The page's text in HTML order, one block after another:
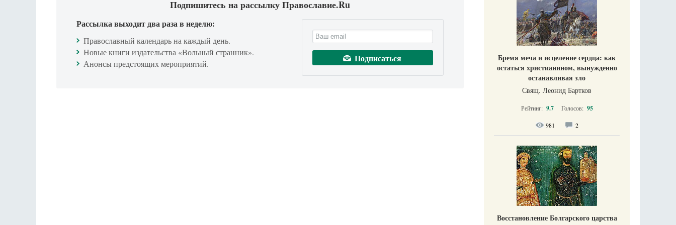
Подпишитесь на рассылку Православие.Ru
Рассылка выходит два раза в неделю:
Православный календарь на каждый день.
Новые книги издательства «Вольный странник».
Анонсы предстоящих мероприятий.
Бремя меча и исцеление сердца: как
остаться христианином, вынужденно
останавливая зло
Свящ. Леонид Бартков
Рейтинг: 9.7 Голосов: 95
981 2
Восстановление Болгарского царства